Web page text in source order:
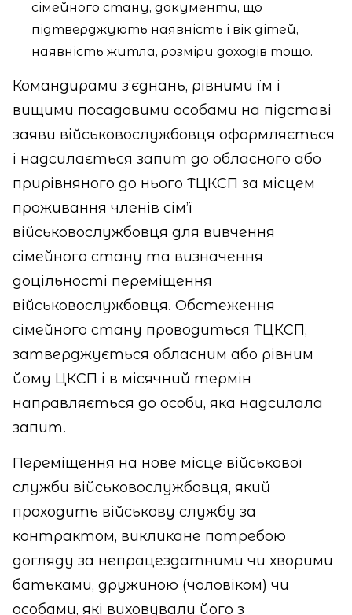
сімейного стану, документи, що
підтверджують наявність і вік дітей,
наявність житла, розміри доходів тощо.
Командирами з’єднань, рівними їм і
вищими посадовими особами на підставі
заяви військовослужбовця оформляється
і надсилається запит до обласного або
прирівняного до нього ТЦКСП за місцем
проживання членів сім’ї
військовослужбовця для вивчення
сімейного стану та визначення
доцільності переміщення
військовослужбовця. Обстеження
сімейного стану проводиться ТЦКСП,
затверджується обласним або рівним
йому ЦКСП і в місячний термін
направляється до особи, яка надсилала
запит.
Переміщення на нове місце військової
служби військовослужбовця, який
проходить військову службу за
контрактом, викликане потребою
догляду за непрацездатними чи хворими
батьками, дружиною (чоловіком) чи
особами, які виховували його з